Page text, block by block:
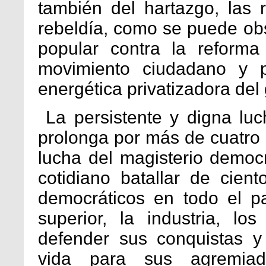
también del hartazgo, las
rebeldía, como se puede
popular contra la
movimiento ciudadano
energética privatizadora
La persistente y digna
prolonga por más de
lucha del magisterio
cotidiano batallar de
democráticos en todo el
superior, la industria,
defender sus conquistas
vida para sus